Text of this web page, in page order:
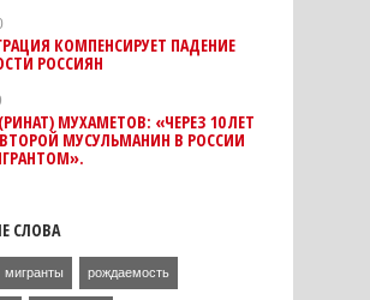
КОМПЕНСИРУЕТ ПАДЕНИЕ
РОССИЯН
МУХАМЕТОВ: «ЧЕРЕЗ 10 ЛЕТ
МУСУЛЬМАНИН В РОССИИ
СЛОВА
мигранты рождаемость